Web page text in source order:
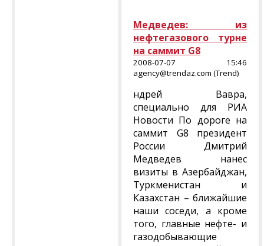
Медведев: из
нефтегазового турне
на саммит G8
2008-07-07 15:46
agency@trendaz.com (Trend)
ндрей Вавра,
специально для РИА
Новости По дороге на
саммит G8 президент
России Дмитрий
Медведев нанес
визиты в Азербайджан,
Туркменистан и
Казахстан – ближайшие
наши соседи, а кроме
того, главные нефте- и
газодобывающие